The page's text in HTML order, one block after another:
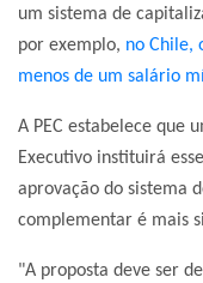
um sistema de
por exemplo, no Chile,
menos de um salário
A PEC estabelece que
Executivo instituirá
aprovação do sistema
complementar é mais
"A proposta deve ser